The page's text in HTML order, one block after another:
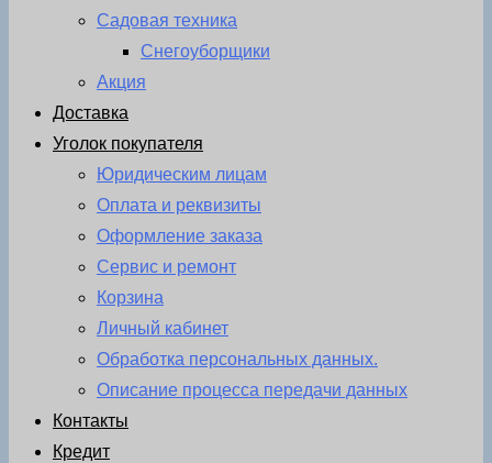
Садовая техника
Снегоуборщики
Акция
Доставка
Уголок покупателя
Юридическим лицам
Оплата и реквизиты
Оформление заказа
Сервис и ремонт
Корзина
Личный кабинет
Обработка персональных данных.
Описание процесса передачи данных
Контакты
Кредит